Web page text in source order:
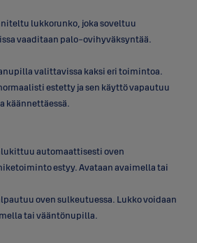
lukkorunko, joka soveltuu
vaaditaan palo-ovihyväksyntää.
valittavissa kaksi eri toimintoa.
estetty ja sen käyttö vapautuu
käännettäessä.
automaattisesti oven
estyy. Avataan avaimella tai
oven sulkeutuessa. Lukko voidaan
tai vääntönupilla.